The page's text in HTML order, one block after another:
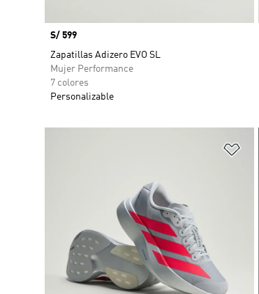
Precio
S/ 599
Zapatillas Adizero EVO SL
Mujer Performance
7 colores
Personalizable